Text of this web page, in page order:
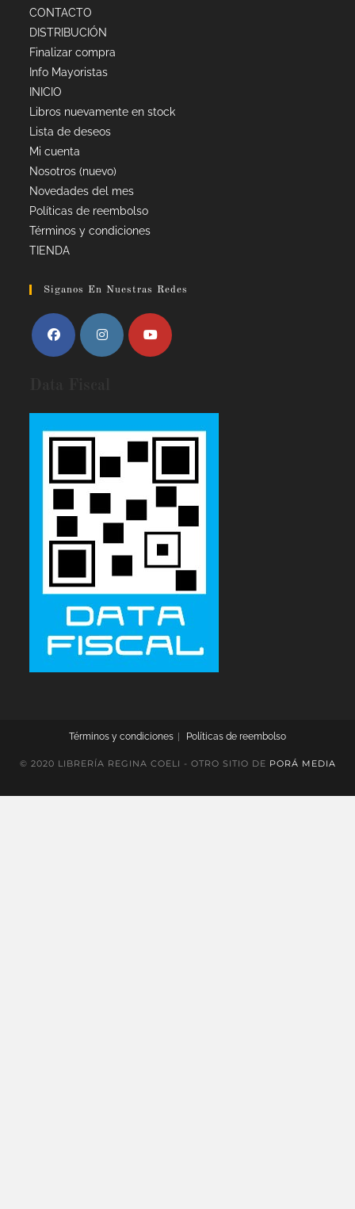
CONTACTO
DISTRIBUCIÓN
Finalizar compra
Info Mayoristas
INICIO
Libros nuevamente en stock
Lista de deseos
Mi cuenta
Nosotros (nuevo)
Novedades del mes
Políticas de reembolso
Términos y condiciones
TIENDA
Siganos En Nuestras Redes
Términos y condiciones Políticas de reembolso
© 2020 LIBRERÍA REGINA COELI - OTRO SITIO DE PORÁ MEDIA